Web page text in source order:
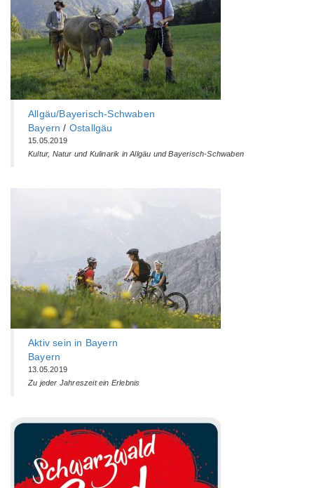
Allgäu/Bayerisch-Schwaben
Bayern / Ostallgäu
15.05.2019
Kultur, Natur und Kulinarik in Allgäu und Bayerisch-Schwaben
Aktiv sein in Bayern
Bayern
13.05.2019
Zu jeder Jahreszeit ein Erlebnis